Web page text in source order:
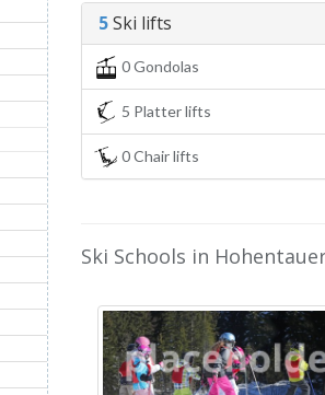
5Ski lifts
0 Gondolas
5 Platter lifts
0 Chair lifts
Ski Schools in